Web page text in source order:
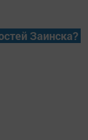
Заинска?